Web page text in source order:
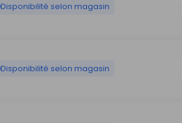
Disponibilité selon magasin
Disponibilité selon magasin